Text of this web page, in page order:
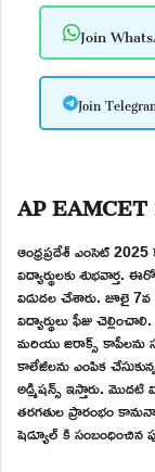
Join
Join
AP
ఆంధ్రప్రదేశ్ ఎంసెట్
విద్యార్థులకు శుభవార్త.
విడుదల చేశారు. జూలై 7వ
విద్యార్థులు ఫీజు
మరియు జిరాక్స్ కాపీలను
కాలేజీలను ఎంపిక
అడ్మిషన్స్ ఇస్తారు. మొదటి
తరగతుల ప్రారంభం
షెడ్యూల్ కి సంబంధించిన